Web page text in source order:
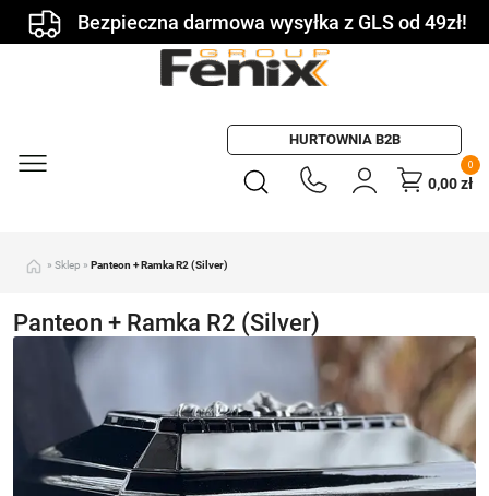
Bezpieczna darmowa wysyłka z GLS od 49zł!
HURTOWNIA B2B
0
0,00zł
» Sklep » Panteon + Ramka R2 (Silver)
Panteon + Ramka R2 (Silver)